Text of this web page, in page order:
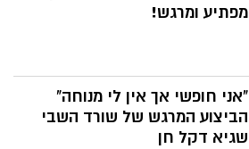
מפתיע ומרגש!
"אני חופשי אך אין לי מנוחה"
הביצוע המרגש של שורד השבי
שגיא דקל חן